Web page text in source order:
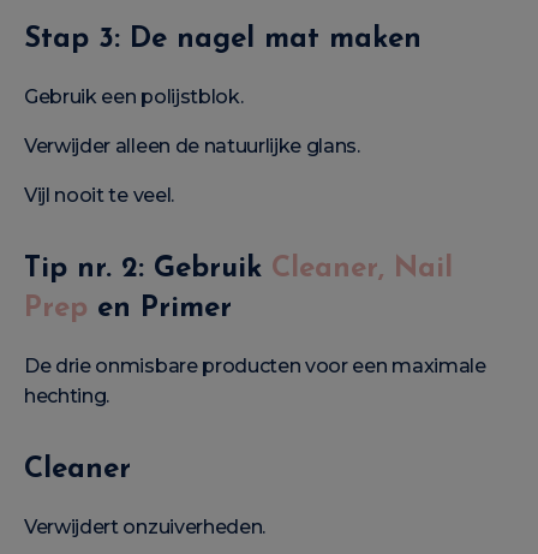
Stap 3: De nagel mat maken
Gebruik een polijstblok.
Verwijder alleen de natuurlijke glans.
Vijl nooit te veel.
Tip nr. 2: Gebruik Cleaner, Nail
Prep en Primer
De drie onmisbare producten voor een maximale
hechting.
Cleaner
Verwijdert onzuiverheden.